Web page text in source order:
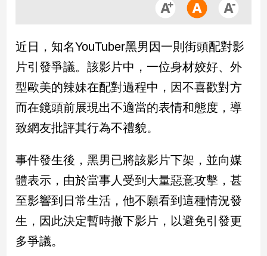
政
治
政
治
焦
品
點
民
調
國
會
點
近日，知名YouTuber黑男因一則街頭配對影
片引發爭議。該影片中，一位身材姣好、外
型歐美的辣妹在配對過程中，因不喜歡對方
而在鏡頭前展現出不適當的表情和態度，導
致網友批評其行為不禮貌。
事件發生後，黑男已將該影片下架，並向媒
體表示，由於當事人受到大量惡意攻擊，甚
至影響到日常生活，他不願看到這種情況發
生，因此決定暫時撤下影片，以避免引發更
多爭議。